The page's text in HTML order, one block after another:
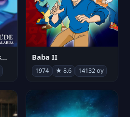
Demon Slayer: Sonsuzluk Kalesi Baba II
1974 ★ 8.6 14132 oy